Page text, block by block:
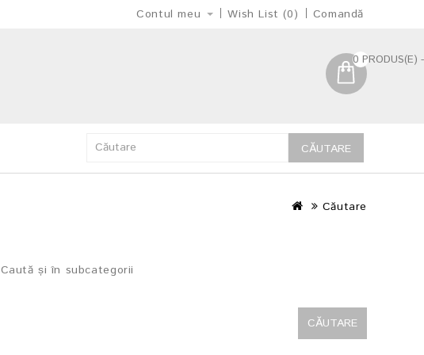
Contul meu Wish List (0) Comandă
0 PRODUS(E)
CĂUTARE
Căutare
Caută și în subcategorii